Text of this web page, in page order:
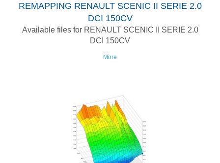
REMAPPING RENAULT SCENIC II SERIE 2.0
DCI 150CV
Available files for RENAULT SCENIC II SERIE 2.0
DCI 150CV
More